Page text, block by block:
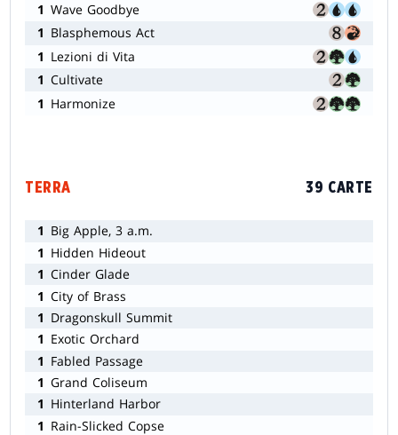
1 Wave Goodbye
1 Blasphemous Act
1 Lezioni di Vita
1 Cultivate
1 Harmonize
TERRA 39 CARTE
1 Big Apple, 3 a.m.
1 Hidden Hideout
1 Cinder Glade
1 City of Brass
1 Dragonskull Summit
1 Exotic Orchard
1 Fabled Passage
1 Grand Coliseum
1 Hinterland Harbor
1 Rain-Slicked Copse